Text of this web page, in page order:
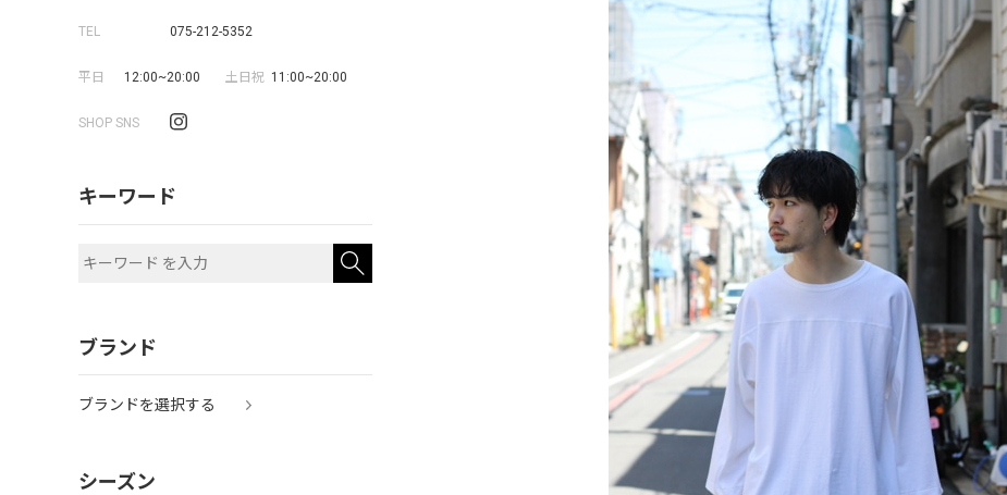
TEL 075-212-5352
平日 12:00~20:00 土日祝 11:00~20:00
SHOP SNS
キーワード
ブランド
ブランドを選択する
シーズン